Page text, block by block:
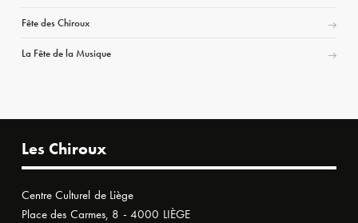
Fête des Chiroux
La Fête de la Musique
Les Chiroux
Centre Culturel de Liège
Place des Carmes, 8 - 4000 LIÈGE